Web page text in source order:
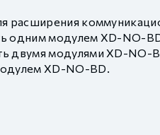
расширения
одним модулем XD-NO-
двумя модулями XD-NO-
XD-NO-BD.